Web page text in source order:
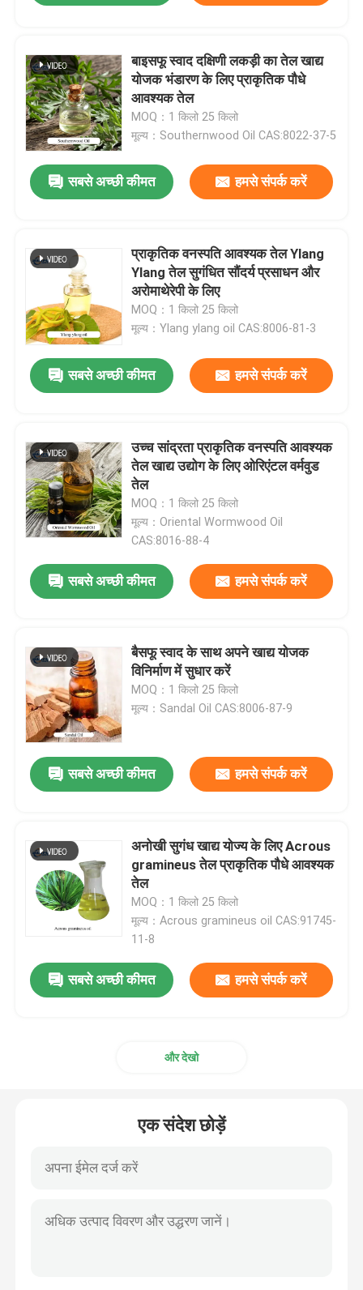
एक संदेश छोड़ें
बाइसफू स्वाद दक्षिणी लकड़ी का तेल खाद्य
योजक भंडारण के लिए प्राकृतिक पौधे
आवश्यक तेल
MOQ：1 किलो 25 किलो
मूल्य：Southernwood Oil CAS:8022-37-5
सबसे अच्छी कीमत हमसे संपर्क करें
प्राकृतिक वनस्पति आवश्यक तेल Ylang
Ylang तेल सुगंधित सौंदर्य प्रसाधन और
अरोमाथेरेपी के लिए
MOQ：1 किलो 25 किलो
मूल्य：Ylang ylang oil CAS:8006-81-3
सबसे अच्छी कीमत हमसे संपर्क करें
उच्च सांद्रता प्राकृतिक वनस्पति आवश्यक
तेल खाद्य उद्योग के लिए ओरिएंटल वर्मवुड
तेल
MOQ：1 किलो 25 किलो
मूल्य：Oriental Wormwood Oil
CAS:8016-88-4
सबसे अच्छी कीमत हमसे संपर्क करें
बैसफू स्वाद के साथ अपने खाद्य योजक
विनिर्माण में सुधार करें
MOQ：1 किलो 25 किलो
मूल्य：Sandal Oil CAS:8006-87-9
सबसे अच्छी कीमत हमसे संपर्क करें
अनोखी सुगंध खाद्य योज्य के लिए Acrous
gramineus तेल प्राकृतिक पौधे आवश्यक
तेल
MOQ：1 किलो 25 किलो
मूल्य：Acrous gramineus oil CAS:91745-
11-8
सबसे अच्छी कीमत हमसे संपर्क करें
और देखो
एक संदेश छोड़ें